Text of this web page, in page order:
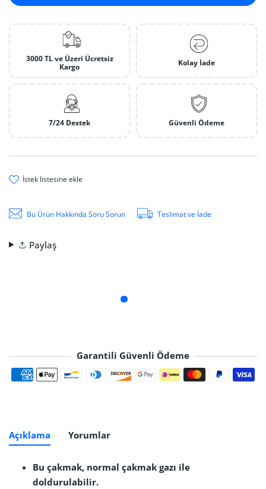
3000 TL ve Üzeri Ücretsiz
Kargo
Kolay İade
7/24 Destek Güvenli Ödeme
i̇stek li̇stesi̇ne ekle
Bu Ürün Hakkında Soru Sorun Teslimat ve İade
Paylaş
Garantili Güvenli Ödeme
Ödeme yöntemleri
Açıklama Yorumlar
Bu çakmak, normal çakmak gazı ile
doldurulabilir.